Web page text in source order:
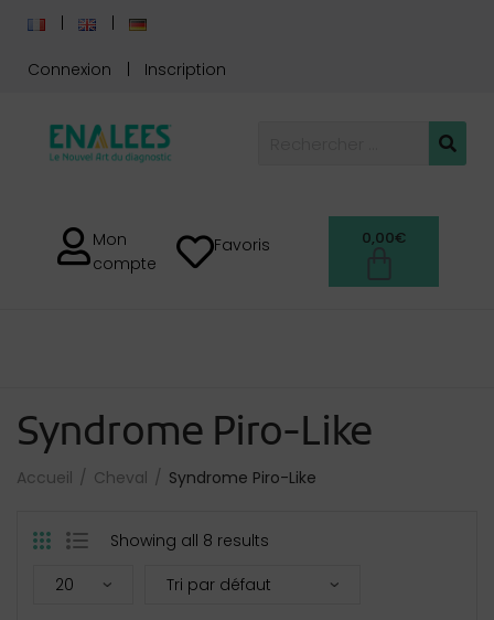
Connexion Inscription
Mon
compte
Favoris 0,00€
Syndrome Piro-Like
Accueil Cheval Syndrome Piro-Like
Showing all 8 results